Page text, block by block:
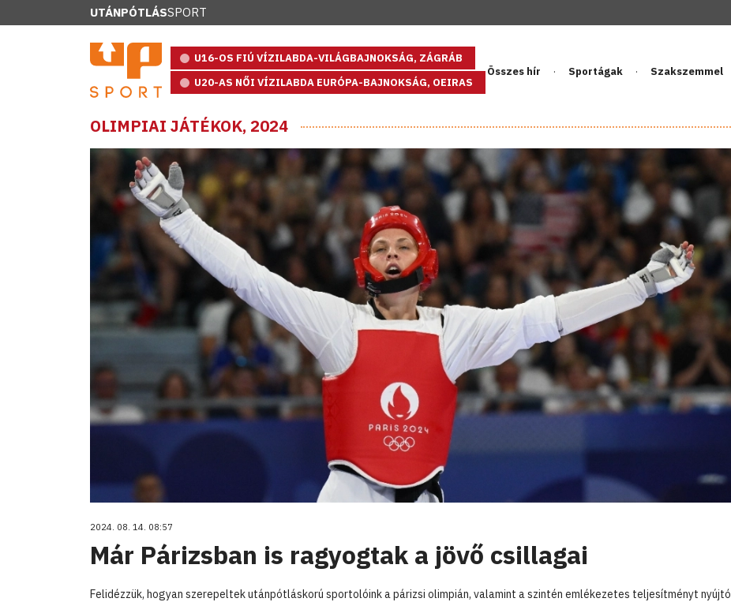
UTÁNPÓTLÁSSPORT
U16-OS FIÚ VÍZILABDA-VILÁGBAJNOKSÁG, ZÁGRÁB
U20-AS NŐI VÍZILABDA EURÓPA-BAJNOKSÁG, OEIRAS
Összes hír Sportágak Szakszemmel
OLIMPIAI JÁTÉKOK, 2024
2024. 08. 14. 08:57
Már Párizsban is ragyogtak a jövő csillagai
Felidézzük, hogyan szerepeltek utánpótláskorú sportolóink a párizsi olimpián, valamint a szintén emlékezetes teljesítményt nyújtó